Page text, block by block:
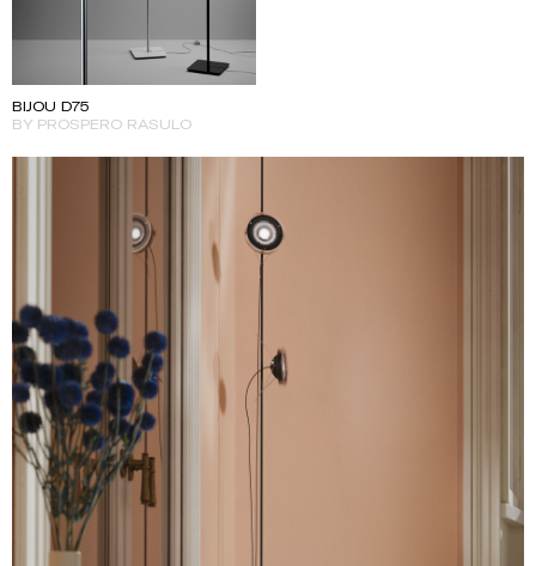
BIJOU D75
BY PROSPERO RASULO